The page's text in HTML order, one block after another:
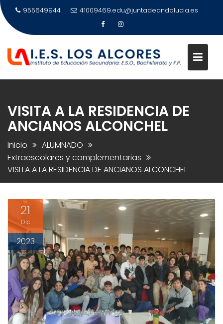
Saltar
al
contenido
955649944 41009469.edu@juntadeandalucia.es
VISITA A LA RESIDENCIA DE
ANCIANOS ALCONCHEL
Inicio
ALUMNADO
Extraescolares y complementarias
VISITA A LA RESIDENCIA DE ANCIANOS ALCONCHEL
21
Dic
2023